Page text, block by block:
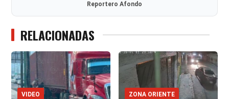
Reportero Afondo
RELACIONADAS
VIDEO ZONA ORIENTE